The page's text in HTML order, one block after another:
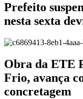
Prefeito
nesta sexta
Obra da ETE
Frio, avança
concretagem